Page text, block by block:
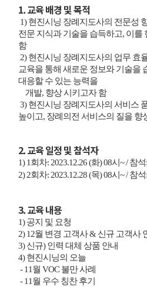
1. 교육 배경 및 목적
1) 현진시닝 장례지도사의 전문성
전문 지식과 기술을 습득하고, 이를
함
2) 현진시닝 장례지도사의 업무 효
교육을 통해 새로운 정보와 기술을
대응할 수 있는 능력을
개발, 향상 시키고자 함
3) 현진시닝 장례지도사의 서비스
높이고, 장례의전 서비스의 질을 향
2. 교육 일정 및 참석자
1) 1회차: 2023.12.26 (화) 08시~ / 참
2) 2회차: 2023.12.28 (목) 08시~ / 참
3. 교육 내용
1) 공지 및 요청
2) 12월 변경 고객사 & 신규 고객사
3) 신규) 인력 대체 상품 안내
4) 현진시닝의 오늘
- 11월 VOC 불만 사례
- 11월 우수 칭찬 후기